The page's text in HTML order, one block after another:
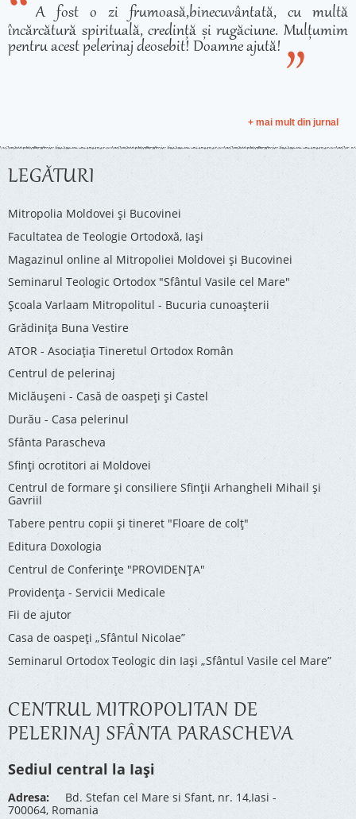
A fost o zi frumoasă,binecuvântată, cu multă
încărcătură spirituală, credință și rugăciune. Mulțumim
pentru acest pelerinaj deosebit! Doamne ajută!
+ mai mult din jurnal
LEGĂTURI
Mitropolia Moldovei și Bucovinei
Facultatea de Teologie Ortodoxă, Iaşi
Magazinul online al Mitropoliei Moldovei și Bucovinei
Seminarul Teologic Ortodox "Sfântul Vasile cel Mare"
Şcoala Varlaam Mitropolitul - Bucuria cunoaşterii
Grădinița Buna Vestire
ATOR - Asociaţia Tineretul Ortodox Român
Centrul de pelerinaj
Miclăușeni - Casă de oaspeţi şi Castel
Durău - Casa pelerinul
Sfânta Parascheva
Sfinți ocrotitori ai Moldovei
Centrul de formare și consiliere Sfinții Arhangheli Mihail și
Gavriil
Tabere pentru copii şi tineret "Floare de colţ"
Editura Doxologia
Centrul de Conferinţe "PROVIDENŢA"
Providenţa - Servicii Medicale
Fii de ajutor
Casa de oaspeți „Sfântul Nicolae”
Seminarul Ortodox Teologic din Iași „Sfântul Vasile cel Mare”
CENTRUL MITROPOLITAN DE
PELERINAJ SFÂNTA PARASCHEVA
Sediul central la Iași
Adresa: Bd. Stefan cel Mare si Sfant, nr. 14,Iasi -
700064, Romania